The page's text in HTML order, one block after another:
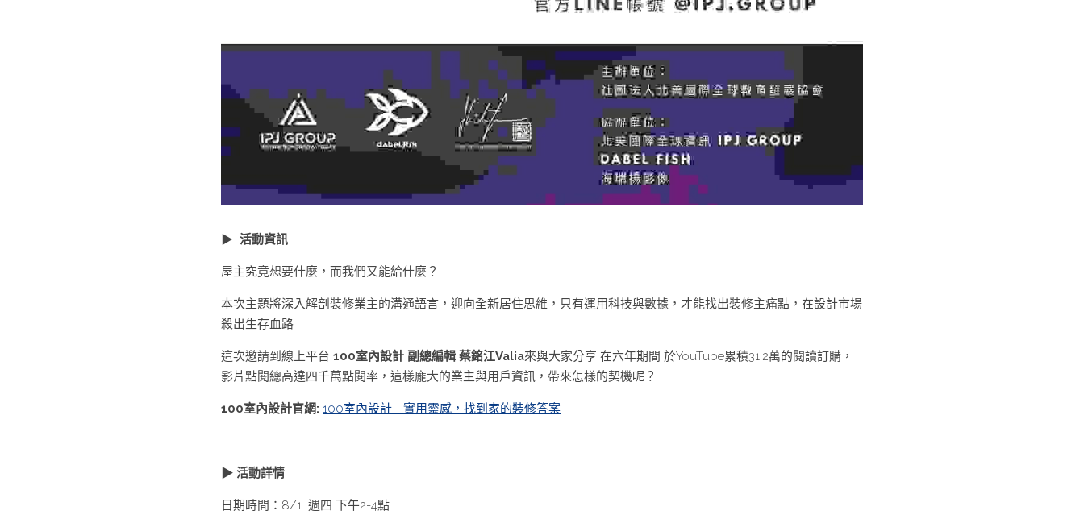
▶ 活動資訊
屋主究竟想要什麼，而我們又能給什麼？
本次主題將深入解剖裝修業主的溝通語言，迎向全新居住思維，只有運用科技與數據，才能找出裝修主痛點，在設計市場
殺出生存血路
這次邀請到線上平台 100室內設計 副總編輯 蔡銘江Valia來與大家分享 在六年期間 於YouTube累積31.2萬的閱讀訂購，
影片點閱總高達四千萬點閱率，這樣龐大的業主與用戶資訊，帶來怎樣的契機呢？
100室內設計官網: 100室內設計 - 實用靈感，找到家的裝修答案
▶ 活動詳情
日期時間：8/1  週四 下午2-4點